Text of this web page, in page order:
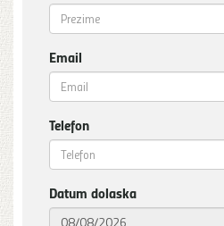
Email
Telefon
Datum dolaska